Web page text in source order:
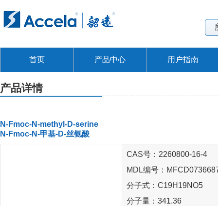
首页 产品中心 用户指南
产品详情
N-Fmoc-N-methyl-D-serine
N-Fmoc-N-甲基-D-丝氨酸
CAS号：2260800-16-4
MDL编号：
分子式：C19H19NO5
分子量：341.36